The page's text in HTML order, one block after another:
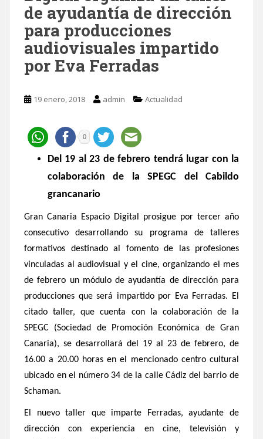
de ayudantía de dirección
para producciones
audiovisuales impartido
por Eva Ferradas
19 enero, 2018 admin Actualidad
0
Del 19 al 23 de febrero tendrá lugar con la
colaboración de la SPEGC del Cabildo
grancanario
Gran Canaria Espacio Digital prosigue por tercer año
consecutivo desarrollando su programa de talleres
formativos destinado al fomento de las profesiones
vinculadas al audiovisual y el cine, organizando el mes
de febrero un módulo de ayudantía de dirección para
producciones que será impartido por Eva Ferradas. El
citado taller, que cuenta con la colaboración de la
SPEGC (Sociedad de Promoción Económica de Gran
Canaria), se desarrollará del 19 al 23 de febrero, de
16.00 a 20.00 horas en el mencionado centro cultural
ubicado en el número 34 de la calle Cádiz del barrio de
Schaman.
El nuevo taller que imparte Ferradas, ayudante de
dirección con experiencia en cine, televisión y